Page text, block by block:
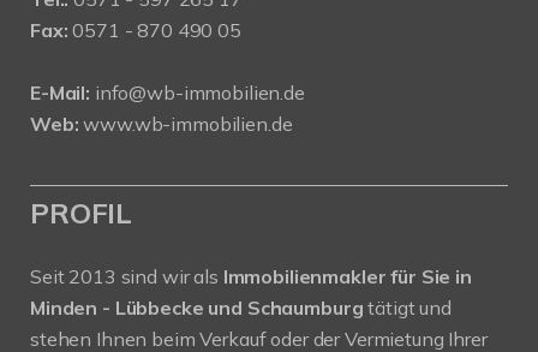
Fax: 0571 - 870 490 05
E-Mail: info@wb-immobilien.de
Web: www.wb-immobilien.de
PROFIL
Seit 2013 sind wir als Immobilienmakler für Sie in
Minden - Lübbecke und Schaumburgtätigt und
stehen Ihnen beim Verkauf oder der Vermietung Ihrer